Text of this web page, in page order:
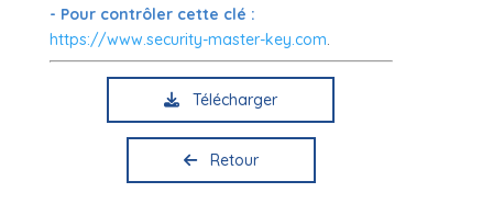
- Pour contrôler cette clé :
https://www.security-master-key.com
Télécharger
Retour